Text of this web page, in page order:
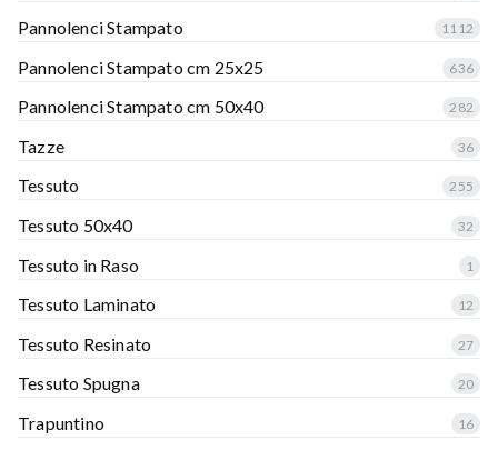
Pannolenci Stampato 1112
Pannolenci Stampato cm 25x25 636
Pannolenci Stampato cm 50x40 282
Tazze 36
Tessuto 255
Tessuto 50x40 32
Tessuto in Raso 1
Tessuto Laminato 12
Tessuto Resinato 27
Tessuto Spugna 20
Trapuntino 16